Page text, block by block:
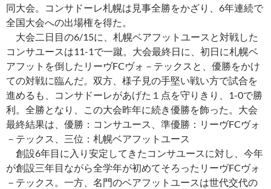
同大会。コンサドーレ札幌は見事全勝をかざり、6年連続で
全国大会への出場権を得た。
大会二日目の6/15に、札幌ベアフットユースと対戦した
コンサユースは11-1で一蹴。大会最終日に、初日に札幌ベ
アフットを倒したリーヴFCヴォ－テックスと、優勝をかけ
ての対戦に臨んだ。双方、様子見の手堅い戦い方で試合を
進めるも、コンサドーレがあげた１点を守りきり、1-0で勝
利。全勝となり、この大会昨年に続き優勝を飾った。大会
最終結果は、優勝：コンサユース、準優勝：リーヴFCヴォ
－テックス、三位：札幌ベアフットユース
創設6年目に入り安定してきたコンサユースに対し、今年
が創設三年目ながら全学年が初めてそろったリーヴFCヴォ
－テックス。一方、名門のベアフットユースは世代交代の